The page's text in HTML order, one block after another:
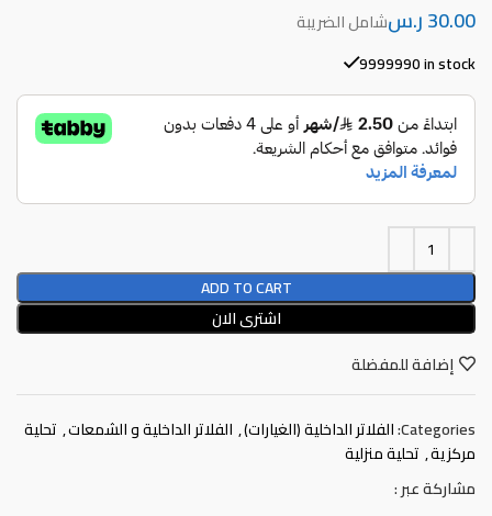
ر.س
9999990 in stock
ADD TO CART
اشترى الان
إضافة للمفضلة
Categories: الفلاتر الداخلية (الغيارات), الفلاتر الداخلية و الشمعات, تحلية
مركزية, تحلية منزلية
مشاركة عبر :